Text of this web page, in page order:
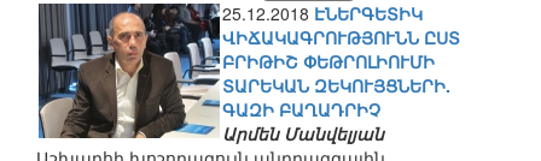
25.12.2018 ԷՆԵՐԳԵՏԻԿ
ՎԻՃԱԿԱԳՐՈՒԹՅՈՒՆՆ ԸՍՏ
ԲՐԻԹԻՇ ՓԵԹՐՈԼԻՈՒՄԻ
ՏԱՐԵԿԱՆ ԶԵԿՈՒՅՑՆԵՐԻ.
ԳԱԶԻ ԲԱՂԱԴՐԻՉ
Արմեն Մանվելյան